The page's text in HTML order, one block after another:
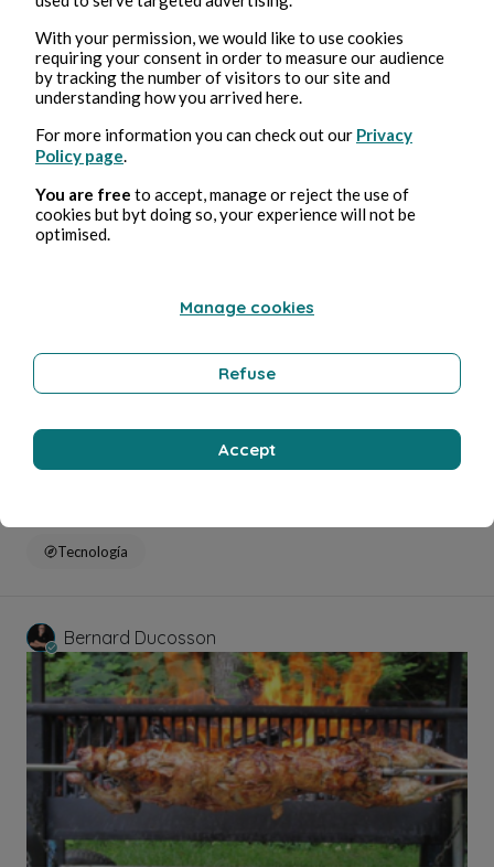
3, ago, 20261 min de lectura
Affabulateurs
Educación
Bernard Ducosson
2, ago, 2026min de lectura
Tecnología
Bernard Ducosson
With your permission, we would like to use cookies
requiring your consent in order to measure our audience
by tracking the number of visitors to our site and
understanding how you arrived here.
For more information you can check out our Privacy
Policy page
You are free to accept, manage or reject the use of
cookies but byt doing so, your experience will not be
optimised.
Manage cookies
Refuse
Accept